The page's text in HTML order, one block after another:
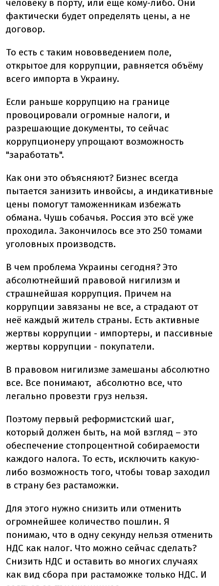
человеку в порту, или ещё кому-либо. Они
фактически будет определять цены, а не
договор.
То есть с таким нововведением поле,
открытое для коррупции, равняется объёму
всего импорта в Украину.
Если раньше коррупцию на границе
провоцировали огромные налоги, и
разрешающие документы, то сейчас
коррупционеру упрощают возможность
"заработать".
Как они это объясняют? Бизнес всегда
пытается занизить инвойсы, а индикативные
цены помогут таможенникам избежать
обмана. Чушь собачья. Россия это всё уже
проходила. Закончилось все это 250 томами
уголовных производств.
В чем проблема Украины сегодня? Это
абсолютнейший правовой нигилизм и
страшнейшая коррупция. Причем на
коррупции завязаны не все, а страдают от
неё каждый житель страны. Есть активные
жертвы коррупции - импортеры, и пассивные
жертвы коррупции - покупатели.
В правовом нигилизме замешаны абсолютно
все. Все понимают, абсолютно все, что
легально провезти груз нельзя.
Поэтому первый реформистский шаг,
который должен быть, на мой взгляд – это
обеспечение стопроцентной собираемости
каждого налога. То есть, исключить какую-
либо возможность того, чтобы товар заходил
в страну без растаможки.
Для этого нужно снизить или отменить
огромнейшее количество пошлин. Я
понимаю, что в одну секунду нельзя отменить
НДС как налог. Что можно сейчас сделать?
Снизить НДС и оставить во многих случаях
как вид сбора при растаможке только НДС. И